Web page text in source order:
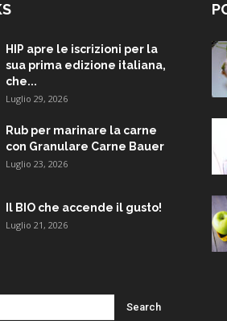
HIP apre le iscrizioni per la
sua prima edizione italiana,
che...
Luglio 29, 2026
Rub per marinare la carne
con Granulare Carne Bauer
Luglio 23, 2026
Il BIO che accende il gusto!
Luglio 21, 2026